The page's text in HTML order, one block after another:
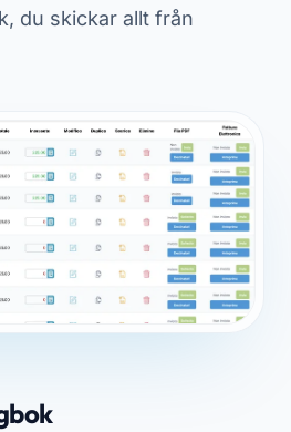
du skickar allt från